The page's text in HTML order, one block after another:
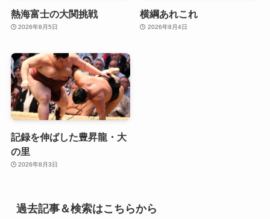
熱海富士の大関挑戦
2026年8月5日
横綱あれこれ
2026年8月4日
記録を伸ばした豊昇龍・大
の里
2026年8月3日
過去記事＆検索はこちらから